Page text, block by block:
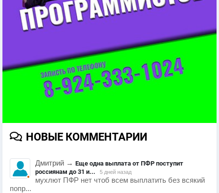
НОВЫЕ КОММЕНТАРИИ
Дмитрий → Еще одна выплата от ПФР поступит
россиянам до 31 и...
5 дней назад
мухлют ПФР нет чтоб всем выплатить без всякий
попр...